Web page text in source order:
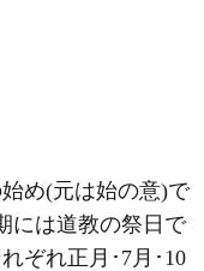
め(元は始の意)で
には道教の祭日で
ぞれ正月･7月･10